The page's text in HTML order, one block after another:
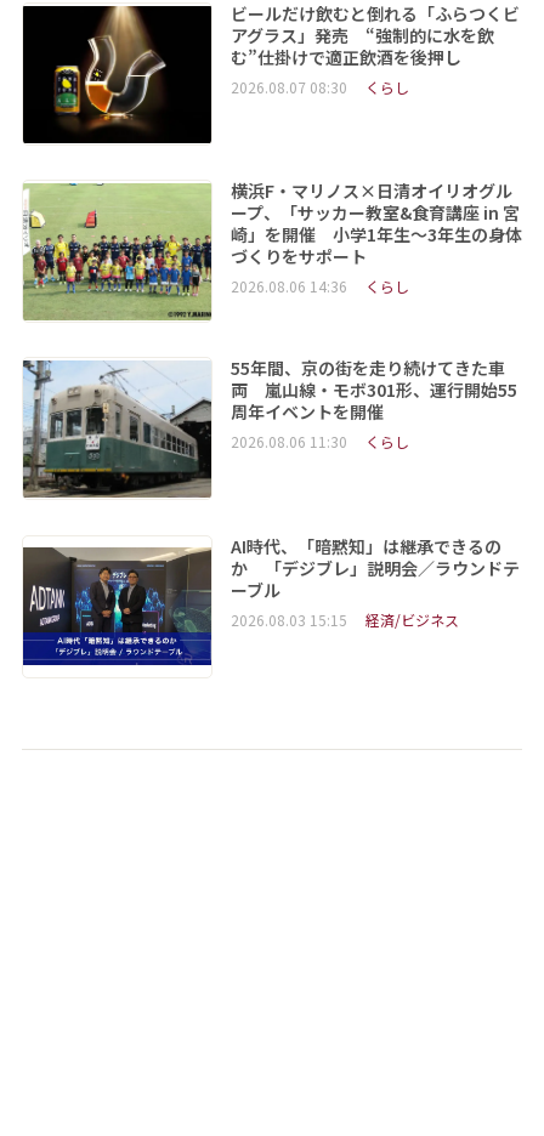
ビールだけ飲むと倒れる「ふらつくビ
アグラス」発売 “強制的に水を飲
む”仕掛けで適正飲酒を後押し
2026.08.07 08:30 くらし
横浜F・マリノス×日清オイリオグル
ープ、「サッカー教室&食育講座 in 宮
崎」を開催 小学1年生～3年生の身体
づくりをサポート
2026.08.06 14:36 くらし
55年間、京の街を走り続けてきた車
両 嵐山線・モボ301形、運行開始55
周年イベントを開催
2026.08.06 11:30 くらし
AI時代、「暗黙知」は継承できるの
か 「デジブレ」説明会／ラウンドテ
ーブル
2026.08.03 15:15 経済/ビジネス